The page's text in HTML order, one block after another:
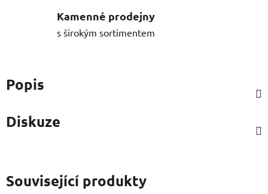
Kamenné prodejny
s širokým sortimentem
Popis
Diskuze
Související produkty